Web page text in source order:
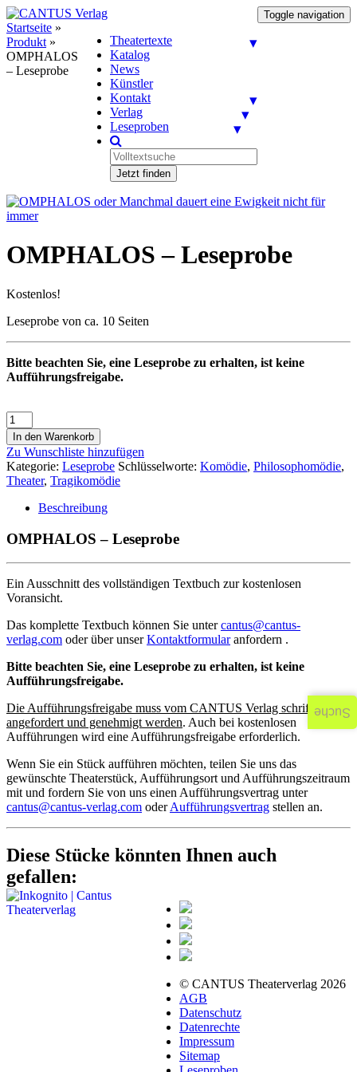
Toggle navigation
Theatertexte
Katalog
News
Künstler
Kontakt
Verlag
Leseproben
Jetzt finden
Startseite »
Produkt »
OMPHALOS
– Leseprobe
OMPHALOS – Leseprobe
Kostenlos!
Leseprobe von ca. 10 Seiten
Bitte beachten Sie, eine Leseprobe zu erhalten, ist keine
Aufführungsfreigabe.
In den Warenkorb
Zu Wunschliste hinzufügen
Kategorie: Leseprobe Schlüsselworte: Komödie, Philosophomödie,
Theater, Tragikomödie
Beschreibung
OMPHALOS – Leseprobe
Ein Ausschnitt des vollständigen Textbuch zur kostenlosen
Voransicht.
Das komplette Textbuch können Sie untercantus@cantus-
verlag.com oder über unserKontaktformularanfordern .
Bitte beachten Sie, eine Leseprobe zu erhalten, ist keine
Aufführungsfreigabe.
Die Aufführungsfreigabe muss vom CANTUS Verlag schriftlich
angefordert und genehmigt werden. Auch bei kostenlosen
Aufführungen wird eine Aufführungsfreigabe erforderlich.
Wenn Sie ein Stück aufführen möchten, teilen Sie uns das
gewünschte Theaterstück, Aufführungsort und Aufführungszeitraum
mit und fordern Sie von uns einen Aufführungsvertrag unter
cantus@cantus-verlag.com oderAufführungsvertrag stellen an.
Diese Stücke könnten Ihnen auch
gefallen:
© CANTUS Theaterverlag 2026
AGB
Datenschutz
Datenrechte
Impressum
Sitemap
Suche